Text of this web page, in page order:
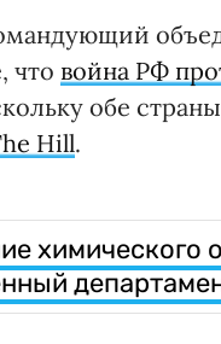
что война РФ
обе
Hill.
химического